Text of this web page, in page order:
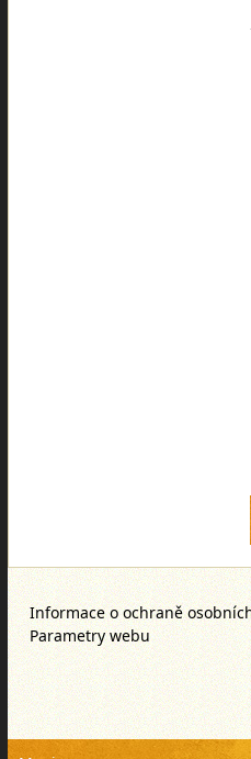
Informace o ochraně
Parametry webu